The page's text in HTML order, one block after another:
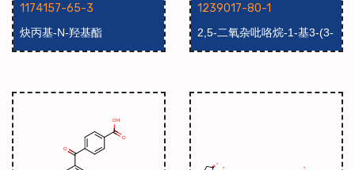
1174157-65-3
炔丙基-N-羟基酯
1239017-80-1
2,5-二氧杂吡咯烷-1-基3-(3-
甲基-3H-二氮杂-3-基)丙酸酯